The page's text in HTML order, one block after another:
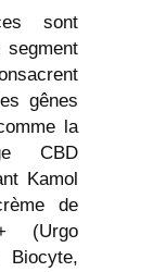
sont
gênes
la
CBD
Kamol
de
(Urgo